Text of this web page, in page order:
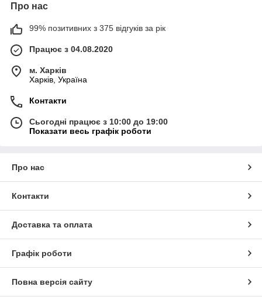
Про нас
99% позитивних з 375 відгуків за рік
Працює з 04.08.2020
м. Харків
Харків, Україна
Контакти
Сьогодні працює з 10:00 до 19:00
Показати весь графік роботи
Про нас
Контакти
Доставка та оплата
Графік роботи
Повна версія сайту